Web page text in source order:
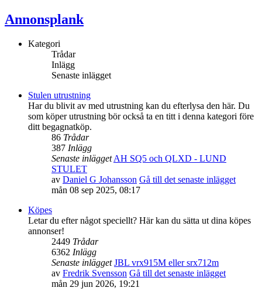
Annonsplank
Kategori
Trådar
Inlägg
Senaste inlägget
Stulen utrustning
Har du blivit av med utrustning kan du efterlysa den här. Du
som köper utrustning bör också ta en titt i denna kategori före
ditt begagnatköp.
86 Trådar
387 Inlägg
Senaste inläggetAH SQ5 och QLXD - LUND
STULET
av Daniel G Johansson Gå till det senaste inlägget
mån 08 sep 2025, 08:17
Köpes
Letar du efter något speciellt? Här kan du sätta ut dina köpes
annonser!
2449 Trådar
6362 Inlägg
Senaste inlägget JBL vrx915M eller srx712m
av Fredrik Svensson Gå till det senaste inlägget
mån 29 jun 2026, 19:21